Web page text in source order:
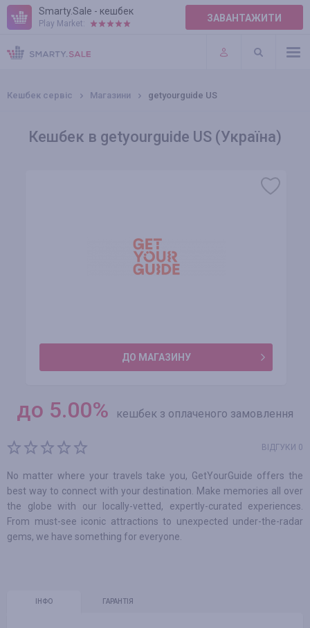
Smarty.Sale - кешбек
Play Market: ЗАВАНТАЖИТИ
ПРАВИЛА
ПЛАГІНИ
Кешбек сервіс Магазини getyourguide US
Кешбек в getyourguide US (Україна)
ДО МАГАЗИНУ
до 5.00% кешбек з оплаченого замовлення
ВІДГУКИ 0
No matter where your travels take you, GetYourGuide offers the
best way to connect with your destination. Make memories all over
the globe with our locally-vetted, expertly-curated experiences.
From must-see iconic attractions to unexpected under-the-radar
gems, we have something for everyone.
ІНФО ГАРАНТІЯ